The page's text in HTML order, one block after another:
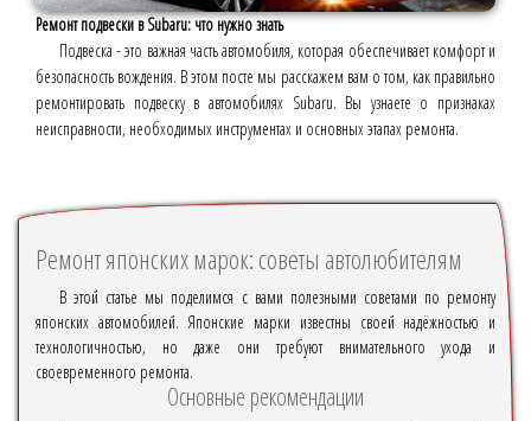
Ремонт подвески в Subaru: что нужно знать
Подвеска - это важная часть автомобиля, которая обеспечивает комфорт и
безопасность вождения. В этом посте мы расскажем вам о том, как правильно
ремонтировать подвеску в автомобилях Subaru. Вы узнаете о признаках
неисправности, необходимых инструментах и основных этапах ремонта.
Ремонт японских марок: советы автолюбителям
В этой статье мы поделимся с вами полезными советами по ремонту
японских автомобилей. Японские марки известны своей надёжностью и
технологичностью, но даже они требуют внимательного ухода и
своевременного ремонта.
Основные рекомендации